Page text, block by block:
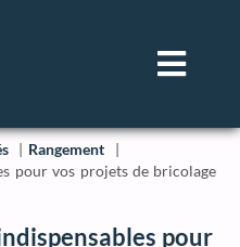
Rangement
pour vos projets de bricolage
pour